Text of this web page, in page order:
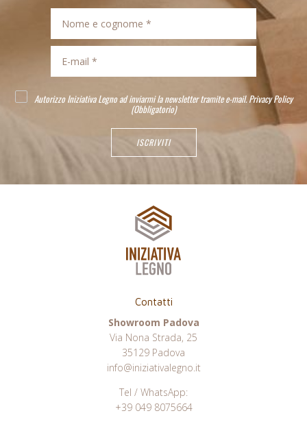
Autorizzo Iniziativa Legno ad inviarmi la newsletter tramite e-mail.Privacy Policy
(Obbligatorio)
Contatti
Showroom Padova
Via Nona Strada, 25
35129 Padova
info@iniziativalegno.it
Tel / WhatsApp:
+39 049 8075664